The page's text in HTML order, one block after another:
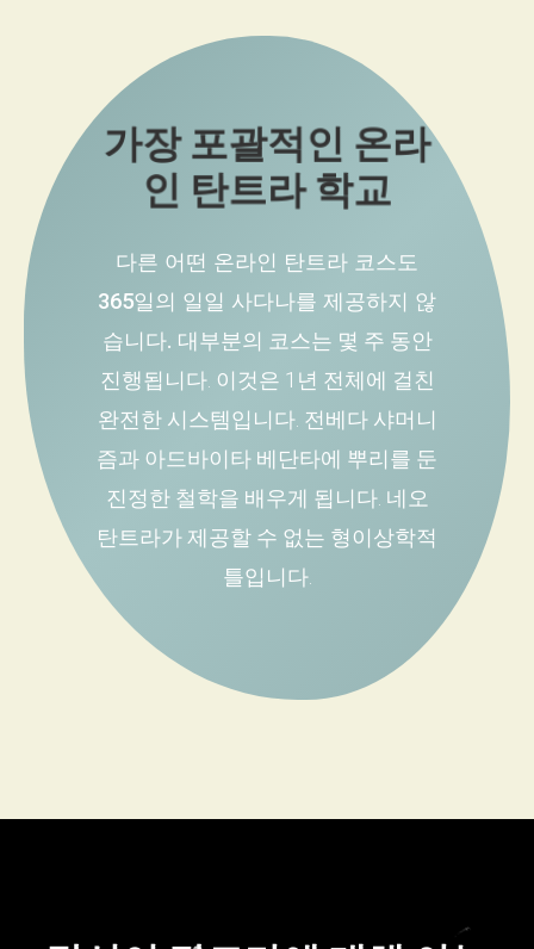
가장 포괄적인 온라
인 탄트라 학교
다른 어떤 온라인 탄트라 코스도
365일의 일일 사다나를 제공하지 않
습니다. 대부분의 코스는 몇 주 동안
진행됩니다. 이것은 1년 전체에 걸친
완전한 시스템입니다. 전베다 샤머니
즘과 아드바이타 베단타에 뿌리를 둔
진정한 철학을 배우게 됩니다. 네오
탄트라가 제공할 수 없는 형이상학적
틀입니다.